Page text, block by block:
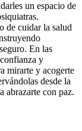
un espacio de
de cuidar la salud
En las
y
mirarte y acogerte
desde la
abrazarte con paz.